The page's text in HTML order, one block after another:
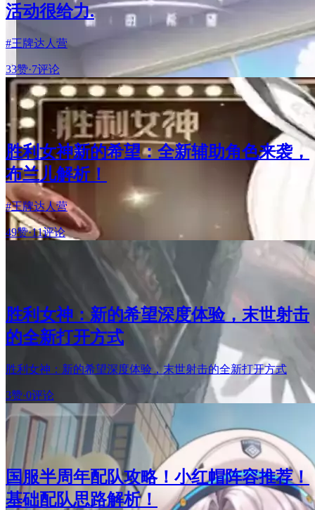
活动很给力.
#王牌达人营
33赞·7评论
胜利女神新的希望：全新辅助角色来袭，
布兰儿解析！
#王牌达人营
49赞·11评论
胜利女神：新的希望深度体验，末世射击
的全新打开方式
胜利女神：新的希望深度体验，末世射击的全新打开方式
3赞·0评论
国服半周年配队攻略！小红帽阵容推荐！
基础配队思路解析！